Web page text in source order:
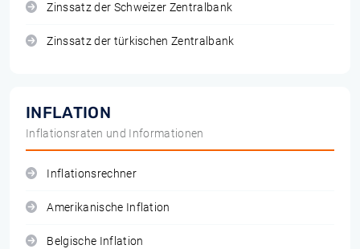
Zinssatz der Schweizer Zentralbank
Zinssatz der türkischen Zentralbank
INFLATION
Inflationsraten und Informationen
Inflationsrechner
Amerikanische Inflation
Belgische Inflation